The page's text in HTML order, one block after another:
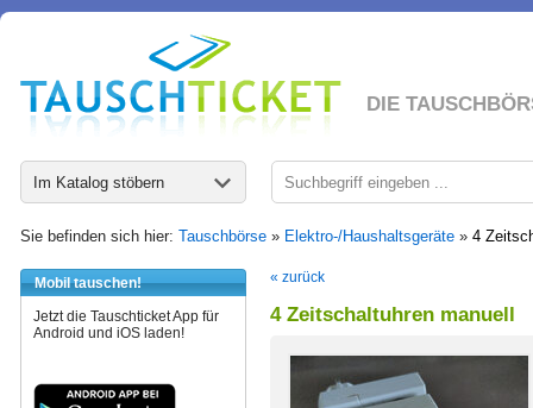
DIE
Im Katalog stöbern
Sie befinden sich hier: Tauschbörse » Elektro-/Haushaltsgeräte » 4
Mobil tauschen!
Jetzt die Tauschticket App für
Android und iOS laden!
« zurück
4 Zeitschaltuhren manuell